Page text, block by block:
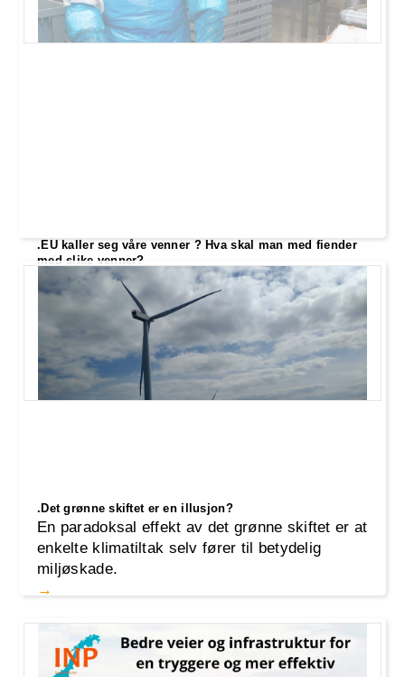
.EU kaller seg våre venner ? Hva skal man med fiender
med slike venner?
I løpet av de siste månedene har forholdet
mellom Norge og EU blitt satt på prøve,
spesielt med tanke på fiskekvoter
.Det grønne skiftet er en illusjon?
En paradoksal effekt av det grønne skiftet er at
enkelte klimatiltak selv fører til betydelig
miljøskade.